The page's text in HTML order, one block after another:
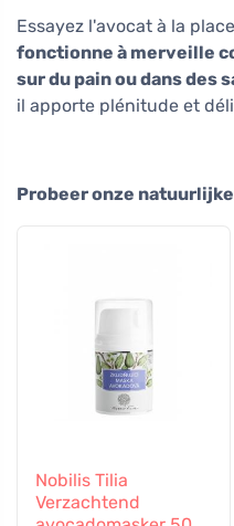
Essayez l'avocat à la
fonctionne à merveille
sur du pain ou dans des
il apporte plénitude et
Probeer onze
Nobilis Tilia
Verzachtend